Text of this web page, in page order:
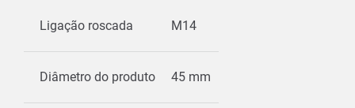
Ligação roscada M14
Diâmetro do produto 45 mm